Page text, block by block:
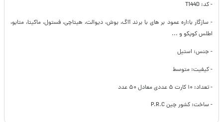
- کد: T144D
- سازگار با:اره عمود بر های با برند آاگ، بوش، دیوالت، هیتاچی، فستول، ماکیتا، متابو،
اطلس کوپکو و ...
- جنس: استیل
- کیفیت: متوسط
- تعداد: ۱۰ کارت ۵ عددی معادل ۵۰ عدد
- ساخت: کشور چین P.R.C